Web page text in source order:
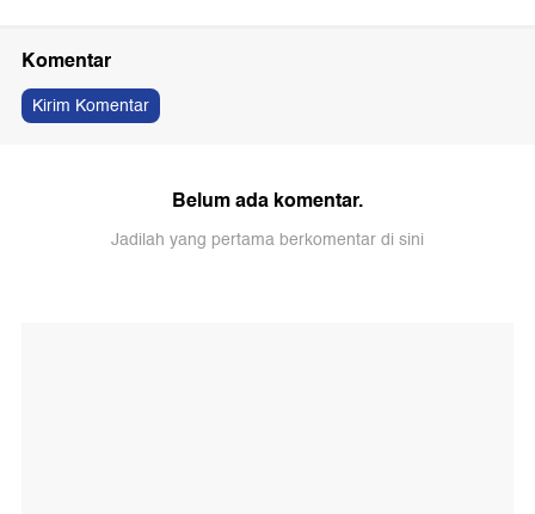
Komentar
Kirim Komentar
Belum ada komentar.
Jadilah yang pertama berkomentar di sini